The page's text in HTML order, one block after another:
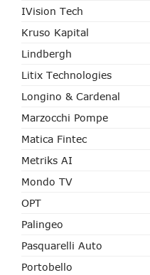
IVision Tech
Kruso Kapital
Lindbergh
Litix Technologies
Longino & Cardenal
Marzocchi Pompe
Matica Fintec
Metriks AI
Mondo TV
OPT
Palingeo
Pasquarelli Auto
Portobello